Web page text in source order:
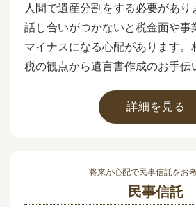
人間で遺産分割をする必要があり
話し合いがつかないと税金面や事
マイナスになる心配があります。
税の観点から遺言書作成のお手伝
詳細を見る
将来が心配で民事信託をお
民事信託